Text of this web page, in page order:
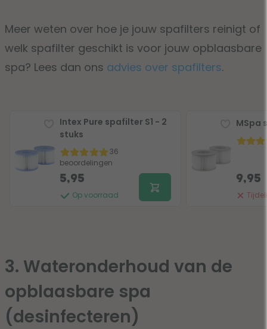
Meer weten over hoe je jouw spafilters reinigt of
welk spafilter geschikt is voor jouw opblaasbare
spa? Lees dan ons advies over spafilters.
Intex Pure spafilter S1 - 2
stuks
36
beoordelingen
Op voorraad
5,95
MSpa
9,95
3. Wateronderhoud van de
opblaasbare spa
(desinfecteren)